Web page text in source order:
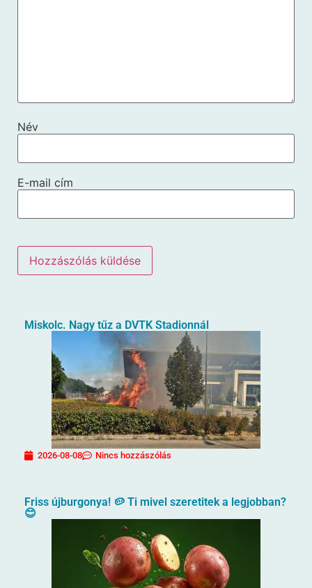
Név
E-mail cím
Miskolc. Nagy tűz a DVTK Stadionnál
2026-08-08 Nincs hozzászólás
Friss újburgonya! 🥔 Ti mivel szeretitek a legjobban?
😊